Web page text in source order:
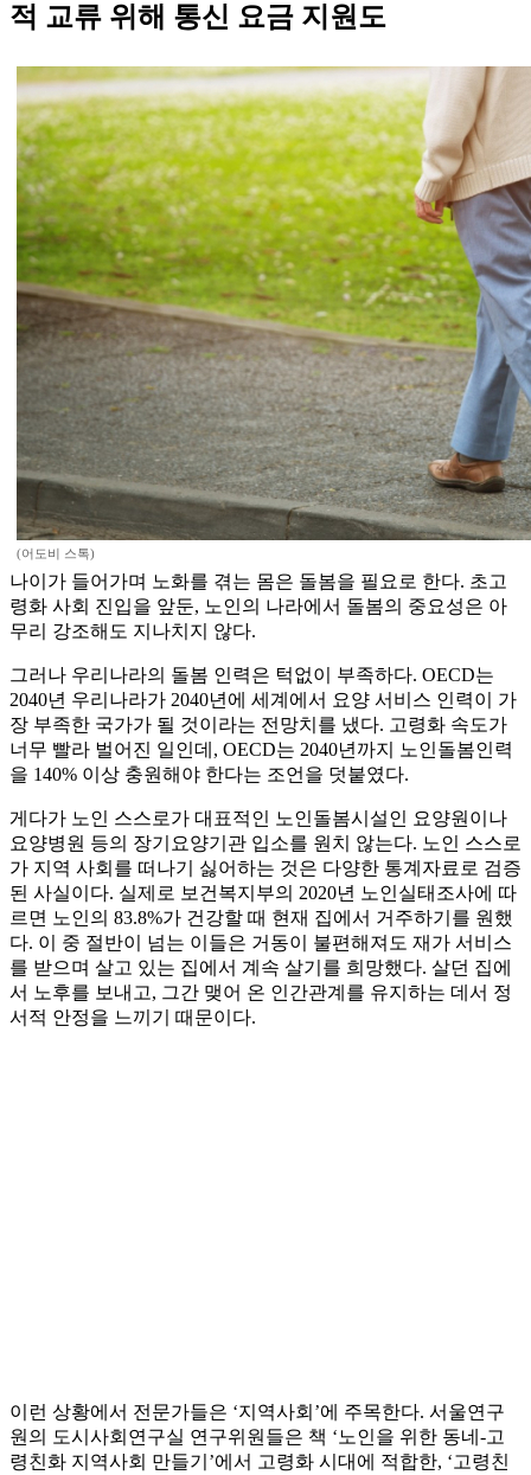
적 교류 위해 통신 요금 지원도
(어도비 스톡)
나이가 들어가며 노화를 겪는 몸은 돌봄을 필요로 한다. 초고
령화 사회 진입을 앞둔, 노인의 나라에서 돌봄의 중요성은 아
무리 강조해도 지나치지 않다.
그러나 우리나라의 돌봄 인력은 턱없이 부족하다. OECD는
2040년 우리나라가 2040년에 세계에서 요양 서비스 인력이 가
장 부족한 국가가 될 것이라는 전망치를 냈다. 고령화 속도가
너무 빨라 벌어진 일인데, OECD는 2040년까지 노인돌봄인력
을 140% 이상 충원해야 한다는 조언을 덧붙였다.
게다가 노인 스스로가 대표적인 노인돌봄시설인 요양원이나
요양병원 등의 장기요양기관 입소를 원치 않는다. 노인 스스로
가 지역 사회를 떠나기 싫어하는 것은 다양한 통계자료로 검증
된 사실이다. 실제로 보건복지부의 2020년 노인실태조사에 따
르면 노인의 83.8%가 건강할 때 현재 집에서 거주하기를 원했
다. 이 중 절반이 넘는 이들은 거동이 불편해져도 재가 서비스
를 받으며 살고 있는 집에서 계속 살기를 희망했다. 살던 집에
서 노후를 보내고, 그간 맺어 온 인간관계를 유지하는 데서 정
서적 안정을 느끼기 때문이다.
이런 상황에서 전문가들은 ‘지역사회’에 주목한다. 서울연구
원의 도시사회연구실 연구위원들은 책 ‘노인을 위한 동네-고
령친화 지역사회 만들기’에서 고령화 시대에 적합한, ‘고령친